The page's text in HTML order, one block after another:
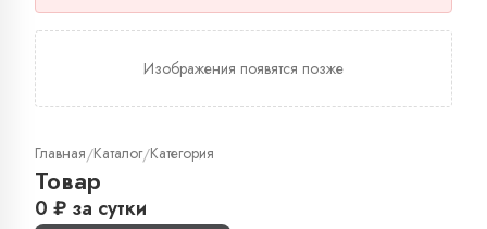
Изображения появятся позже
Главная/Каталог/Категория
Товар
0 ₽ за сутки